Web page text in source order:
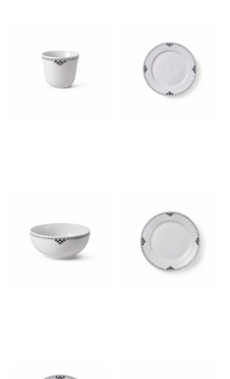
(税込) (税込)
￥11,000(税込)